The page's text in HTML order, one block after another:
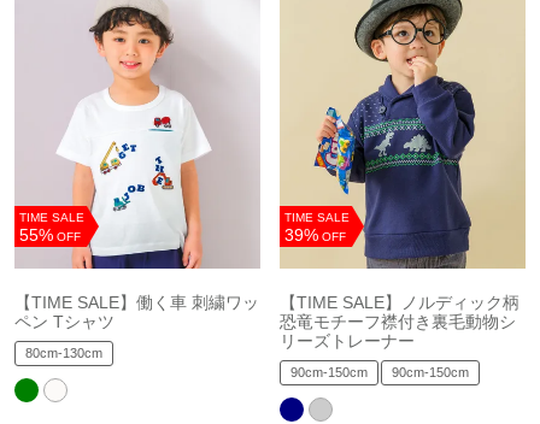
TIME SALE
55% OFF
【TIME SALE】働く車 刺繍ワッ
ペン Tシャツ
80cm-130cm
TIME SALE
39% OFF
【TIME SALE】ノルディック柄
恐竜モチーフ襟付き裏毛動物シ
リーズトレーナー
90cm-150cm 90cm-150cm